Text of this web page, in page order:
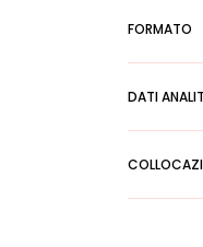
FORMATO
DATI